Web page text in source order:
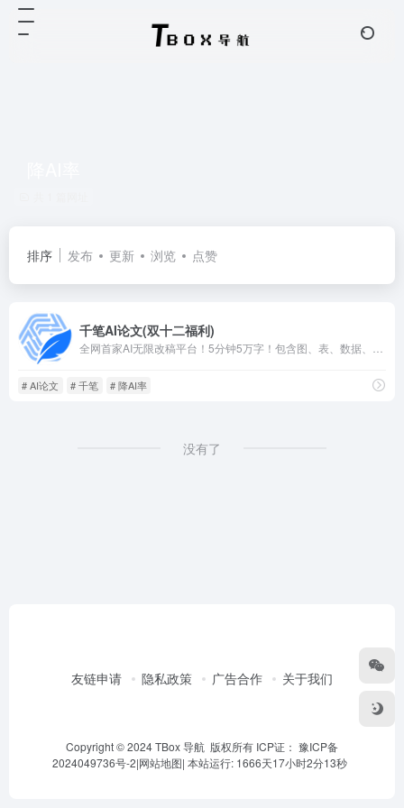
排序 发布 更新 浏览 点赞
千笔AI论文(双十二福利)
# AI论文 # 千笔 # 降AI率
没有了
友链申请 隐私政策 广告合作 关于我们
Copyright © 2024 TBox 导航 版权所有 ICP证： 豫ICP备
2024049736号-2|网站地图| 本站运行: 1666天17小时2分13秒